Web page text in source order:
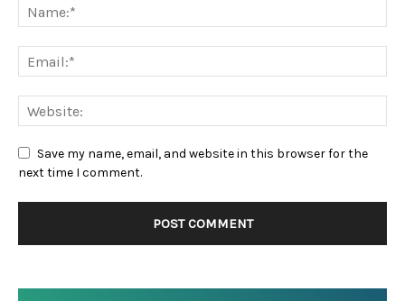
Save my name, email, and website in this browser for the
next time I comment.